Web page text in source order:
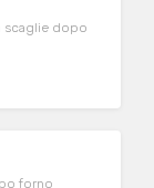
scaglie dopo
forno